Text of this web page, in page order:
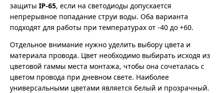
защиты IP-65, если на светодиоды допускается
непрерывное попадание струи воды. Оба варианта
подходят для работы при температурах от -40 до +60.
Отдельное внимание нужно уделить выбору цвета и
материала провода. Цвет необходимо выбирать исходя из
цветовой гаммы места монтажа, чтобы она сочеталась с
цветом провода при дневном свете. Наиболее
универсальными цветами является белый и прозрачный.